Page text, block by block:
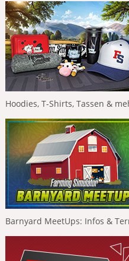
Hoodies, T-Shirts, Tassen &
Barnyard MeetUps: Infos &